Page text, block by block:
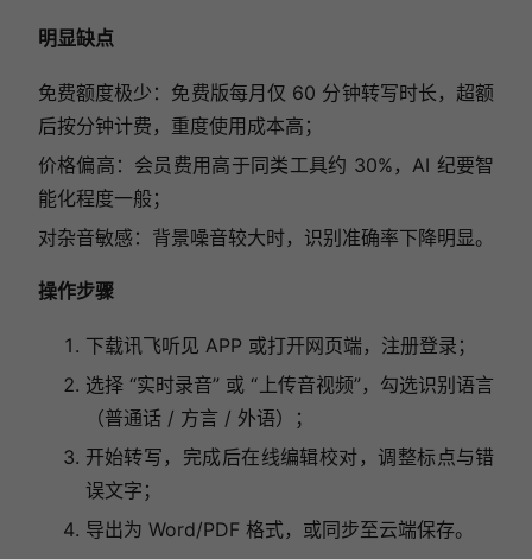
明显缺点
免费额度极少：免费版每月仅 60 分钟转写时长，超额
后按分钟计费，重度使用成本高；
价格偏高：会员费用高于同类工具约 30%，AI 纪要智
能化程度一般；
对杂音敏感：背景噪音较大时，识别准确率下降明显。
操作步骤
下载讯飞听见 APP 或打开网页端，注册登录；
选择 “实时录音” 或 “上传音视频”，勾选识别语言
（普通话 / 方言 / 外语）；
开始转写，完成后在线编辑校对，调整标点与错
误文字；
导出为 Word/PDF 格式，或同步至云端保存。